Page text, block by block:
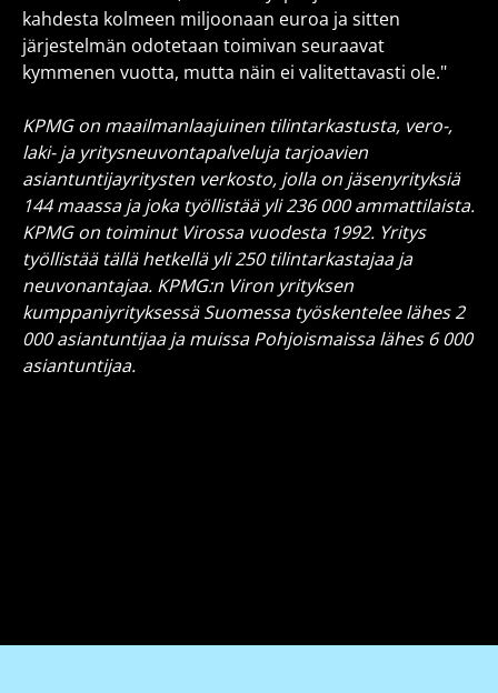
kahdesta kolmeen miljoonaan euroa ja sitten
järjestelmän odotetaan toimivan seuraavat
kymmenen vuotta, mutta näin ei valitettavasti ole."
KPMG on maailmanlaajuinen tilintarkastusta, vero-,
laki- ja yritysneuvontapalveluja tarjoavien
asiantuntijayritysten verkosto, jolla on jäsenyrityksiä
144 maassa ja joka työllistää yli 236 000 ammattilaista.
KPMG on toiminut Virossa vuodesta 1992. Yritys
työllistää tällä hetkellä yli 250 tilintarkastajaa ja
neuvonantajaa. KPMG:n Viron yrityksen
kumppaniyrityksessä Suomessa työskentelee lähes 2
000 asiantuntijaa ja muissa Pohjoismaissa lähes 6 000
asiantuntijaa.